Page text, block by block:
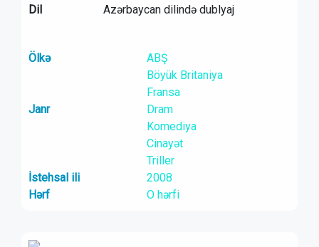
Dil
Azərbaycan dilində dublyaj
Ölkə
ABŞ
Böyük Britaniya
Fransa
Janr
Dram
Komediya
Cinayət
Triller
İstehsal ili
2008
Hərf
O hərfi